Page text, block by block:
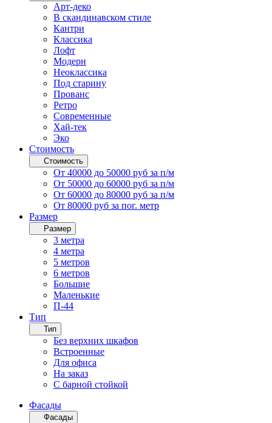
Арт-деко
В скандинавском стиле
Кантри
Классика
Лофт
Модерн
Неоклассика
Под старину
Прованс
Ретро
Современные
Хай-тек
Эко
Стоимость
Стоимость
От 40000 до 50000 руб за п/м
От 50000 до 60000 руб за п/м
От 60000 до 80000 руб за п/м
От 80000 руб за пог. метр
Размер
Размер
3 метра
4 метра
5 метров
6 метров
Большие
Маленькие
П-44
Тип
Тип
Без верхних шкафов
Встроенные
Для офиса
На заказ
С барной стойкой
Фасады
Фасады